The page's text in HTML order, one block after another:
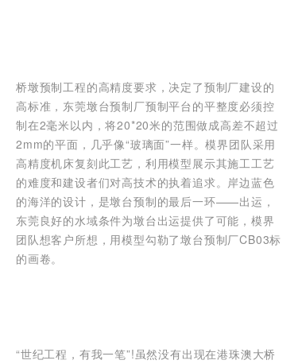
桥墩预制工程的高精度要求，决定了预制厂建设的
高标准，东莞墩台预制厂预制平台的平整度必须控
制在2毫米以内，将20*20米的范围做成高差不超过
2mm的平面，几乎像“玻璃面”一样。模界团队采用
高精度机床复刻此工艺，利用模型展示其施工工艺
的难度和建设者们对高技术的执着追求。岸边蓝色
的海洋的设计，是墩台预制的最后一环——出运，
东莞良好的水域条件为墩台出运提供了可能，模界
团队想客户所想，用模型勾勒了墩台预制厂CB03标
的画卷。
“世纪工程，有我一笔”!虽然没有出现在港珠澳大桥